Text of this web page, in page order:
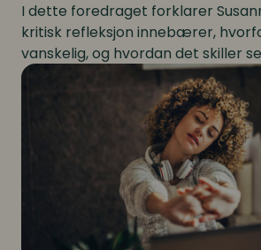
I dette foredraget forklarer
kritisk refleksjon innebærer,
vanskelig, og hvordan det skiller
gir tips om hvordan vi bedre kan
ubehaget ved kritisk refleksjon
lederutviklingsprogrammer som
det vi ønsker å utvikle.
Webinarserie i tre deler om